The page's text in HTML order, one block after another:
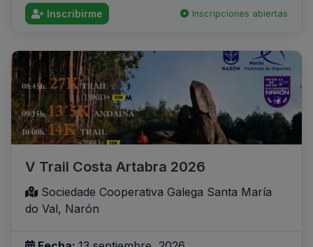
Inscribirme Inscripciones abiertas
V Trail Costa Artabra 2026
Sociedade Cooperativa Galega Santa María
do Val, Narón